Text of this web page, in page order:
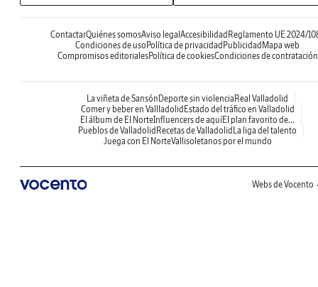
ContactarQuiénes somosAviso legal Accesibilidad Reglamento UE 2024/
Condiciones de uso Política de privacidad Publicidad Mapa web
Compromisos editorialesPolítica de cookiesCondiciones de contratación
La viñeta de Sansón Deporte sin violencia Real Valladolid
Comer y beber en Vallladolid Estado del tráfico en Valladolid
El álbum de El NorteInfluencers de aquíEl plan favorito de...
Pueblos de Valladolid Recetas de Valladolid La liga del talento
Juega con El NorteVallisoletanos por el mundo
Webs de Vocento